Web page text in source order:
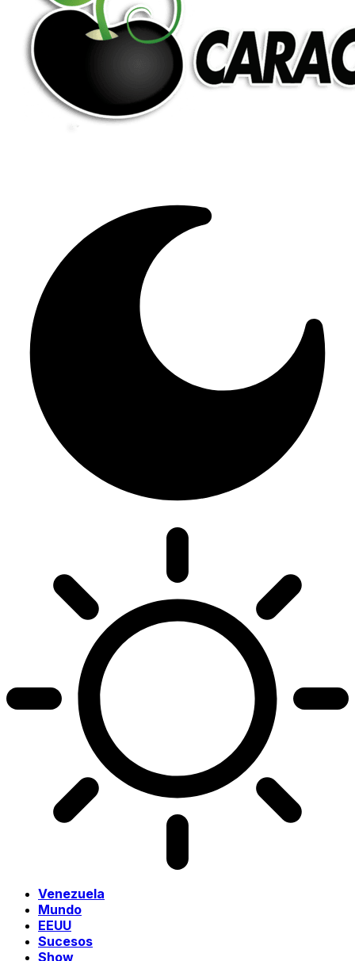
Venezuela
Mundo
EEUU
Sucesos
Show